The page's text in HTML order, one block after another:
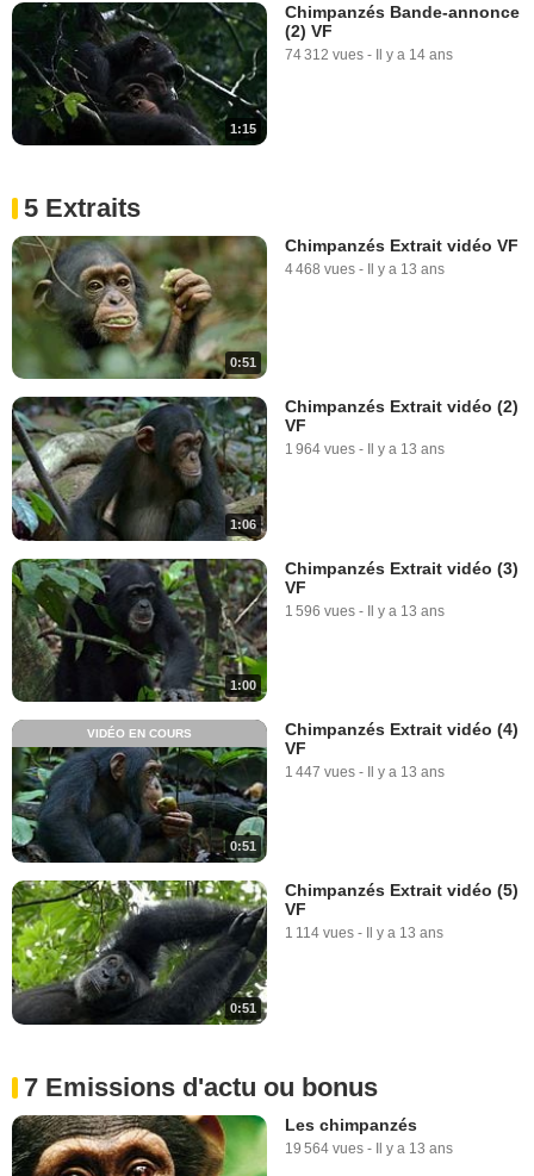
1:15
Chimpanzés Bande-annonce
(2) VF
74 312 vues - Il y a 14 ans
5 Extraits
0:51
Chimpanzés Extrait vidéo VF
4 468 vues - Il y a 13 ans
1:06
Chimpanzés Extrait vidéo (2)
VF
1 964 vues - Il y a 13 ans
1:00
Chimpanzés Extrait vidéo (3)
VF
1 596 vues - Il y a 13 ans
0:51
VIDÉO EN COURS
Chimpanzés Extrait vidéo (4)
VF
1 447 vues - Il y a 13 ans
0:51
Chimpanzés Extrait vidéo (5)
VF
1 114 vues - Il y a 13 ans
7 Emissions d'actu ou bonus
Les chimpanzés
19 564 vues - Il y a 13 ans